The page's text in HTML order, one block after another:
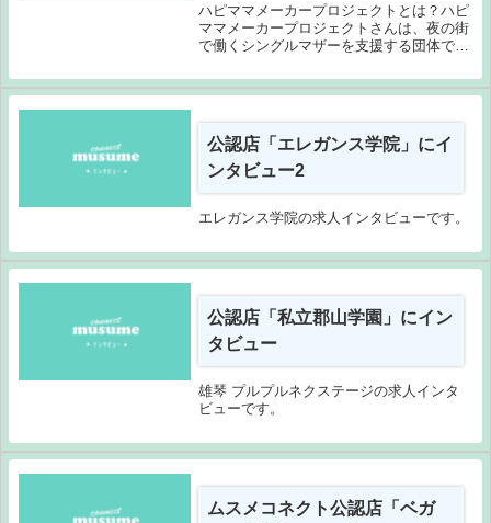
ハピママメーカープロジェクトとは？ハピ
ママメーカープロジェクトさんは、夜の街
で働くシングルマザーを支援する団体で、
流活動を提供しています。スタッフには現
役で夜の街で働く方も含まれ、社会福祉
公認店「エレガンス学院」にイ
ンタビュー2
エレガンス学院の求人インタビューです。
公認店「私立郡山学園」にイン
タビュー
雄琴 プルプルネクステージの求人インタ
ビューです。
ムスメコネクト公認店「ベガ